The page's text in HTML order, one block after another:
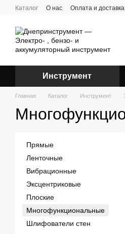
Перейти к основному контенту
Каталог О нас Оплата и доставка
Инструмент
Главная Каталог Инструмент
Прямые
Ленточные
Вибрационные
Эксцентриковые
Плоские
Многофункциональные
Шлифователи стен